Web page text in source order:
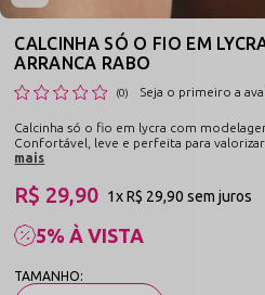
CALCINHA SÓ O FIO EM
ARRANCA RABO
(0) Seja o primeiro a
Calcinha só o fio em lycra com
Confortável, leve e perfeita para valorizar
mais
5% À VISTA
R$ 29,90 1xR$ 29,90sem juros